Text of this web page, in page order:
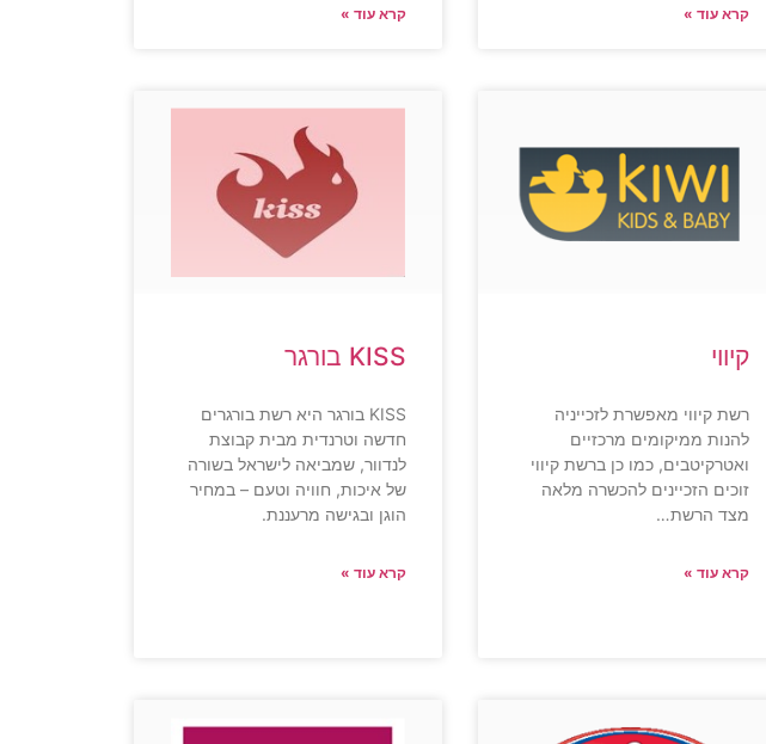
קרא עוד » קרא עוד »
קיווי
רשת קיווי מאפשרת לזכייניה
להנות ממיקומים מרכזיים
ואטרקיטבים, כמו כן ברשת קיווי
זוכים הזכיינים להכשרה מלאה
מצד הרשת…
קרא עוד »
KISS בורגר
KISS בורגר היא רשת בורגרים
חדשה וטרנדית מבית קבוצת
לנדוור, שמביאה לישראל בשורה
של איכות, חוויה וטעם – במחיר
הוגן ובגישה מרעננת.
קרא עוד »